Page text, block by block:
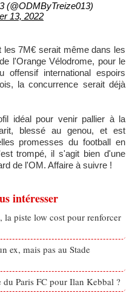
(@ODMByTreize013)
13, 2022
l'Orange Vélodrome, pour le
offensif international espoirs
la concurrence serait déjà
idéal pour venir pallier à la
blessé au genou, et est
promesses du football en
trompé, il s'agit bien d'une
de l'OM. Affaire à suivre !
intéresser
piste low cost pour renforcer
ex, mais pas au Stade
Paris FC pour Ilan Kebbal ?